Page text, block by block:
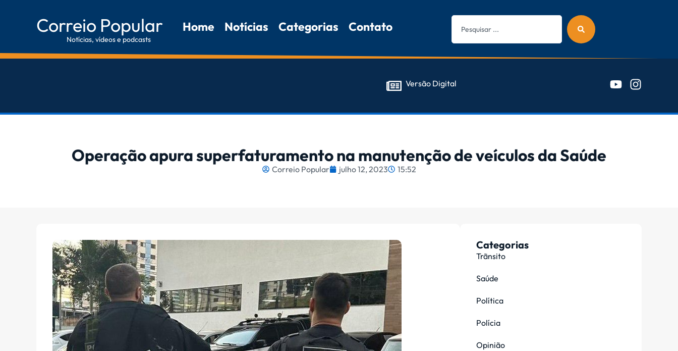
Correio Popular
Notícias, vídeos e podcasts
Home Notícias Categorias Contato
Versão Digital
Operação apura superfaturamento na manutenção de veículos da Saúde
Correio Popular julho 12, 2023 15:52
Categorias
Trãnsito
Saúde
Política
Polícia
Opinião